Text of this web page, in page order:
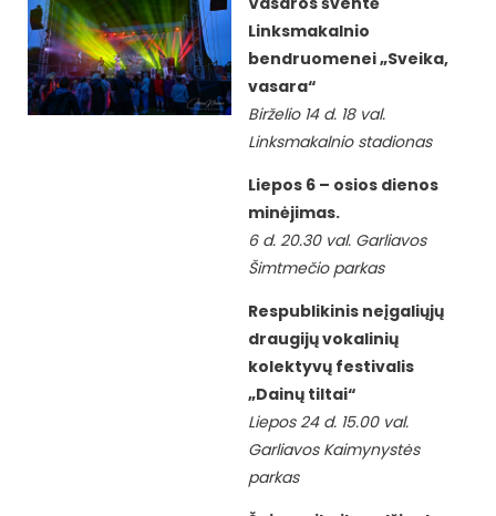
Linksmakalnio
bendruomenei „Sveika,
vasara“
Birželio 14 d. 18 val.
Linksmakalnio stadionas
Liepos 6 – osios dienos
minėjimas.
6 d. 20.30 val. Garliavos
Šimtmečio parkas
Respublikinis neįgaliųjų
draugijų vokalinių
kolektyvų festivalis
„Dainų tiltai“
Liepos 24 d. 15.00 val.
Garliavos Kaimynystės
parkas